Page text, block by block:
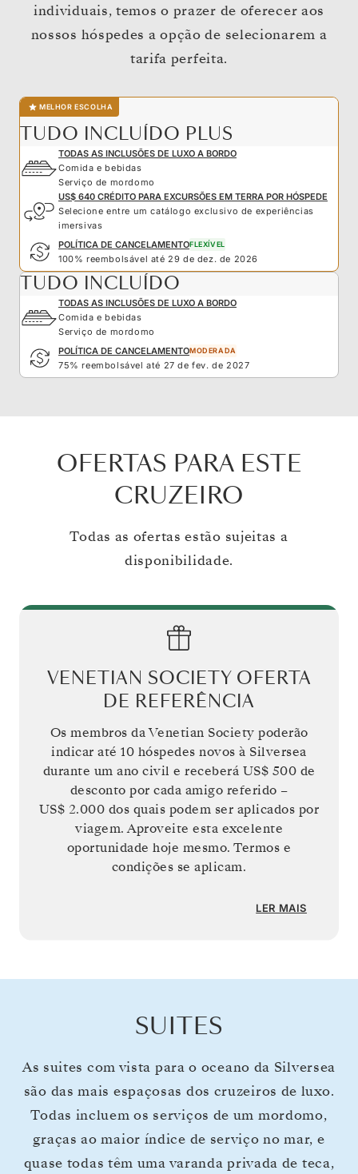
individuais, temos o prazer de oferecer aos
nossos hóspedes a opção de selecionarem a
tarifa perfeita.
MELHOR ESCOLHA
TUDO INCLUÍDO PLUS
TODAS AS INCLUSÕES DE LUXO A BORDO
Comida e bebidas
Serviço de mordomo
US$ 640 CRÉDITO PARA EXCURSÕES EM TERRA POR HÓSPEDE
Selecione entre um catálogo exclusivo de experiências
imersivas
POLÍTICA DE CANCELAMENTOFLEXÍVEL
100% reembolsável até 29 de dez. de 2026
TUDO INCLUÍDO
TODAS AS INCLUSÕES DE LUXO A BORDO
Comida e bebidas
Serviço de mordomo
POLÍTICA DE CANCELAMENTOMODERADA
75% reembolsável até 27 de fev. de 2027
OFERTAS PARA ESTE
CRUZEIRO
Todas as ofertas estão sujeitas a
disponibilidade.
VENETIAN SOCIETY OFERTA
DE REFERÊNCIA
Os membros da Venetian Society poderão
indicar até 10 hóspedes novos à Silversea
durante um ano civil e receberá US$ 500 de
desconto por cada amigo referido –
US$ 2.000 dos quais podem ser aplicados por
viagem. Aproveite esta excelente
oportunidade hoje mesmo. Termos e
condições se aplicam.
LER MAIS
SUITES
As suites com vista para o oceano da Silversea
são das mais espaçosas dos cruzeiros de luxo.
Todas incluem os serviços de um mordomo,
graças ao maior índice de serviço no mar, e
quase todas têm uma varanda privada de teca,